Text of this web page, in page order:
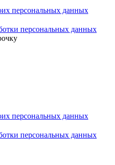
персональных данных
персональных данных
персональных данных
персональных данных